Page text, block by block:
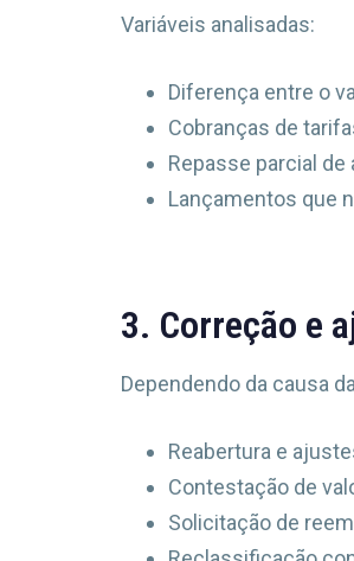
Variáveis analisadas:
Diferença entre o
Cobranças de
Repasse parcial de
Lançamentos que
3. Correção e
Dependendo da causa
Reabertura e
Contestação de
Solicitação de